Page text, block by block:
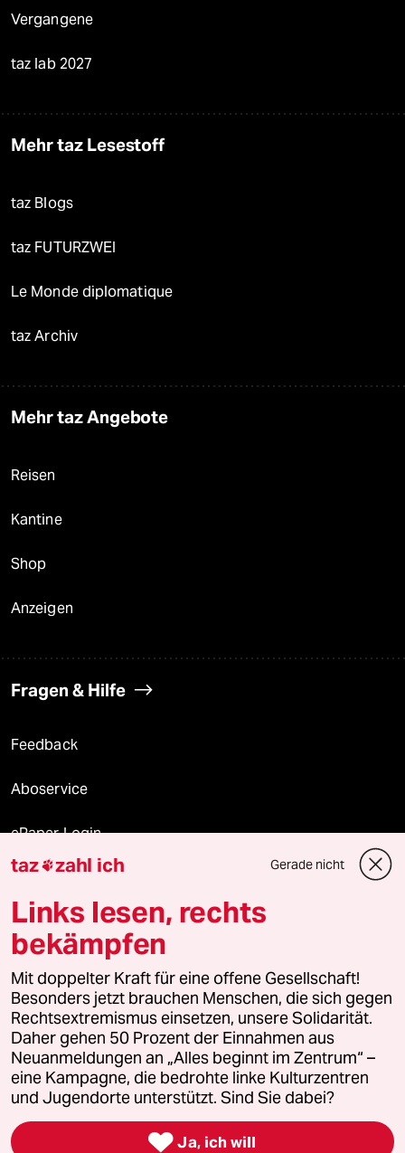
Vergangene
taz lab 2027
Mehr taz Lesestoff
taz Blogs
taz FUTURZWEI
Le Monde diplomatique
taz Archiv
Mehr taz Angebote
Reisen
Kantine
Shop
Anzeigen
Fragen & Hilfe
Feedback
Aboservice
ePaper Login
Downloads für Abonnierende
© 2026 taz Verlags und Vertriebs GmbH
Alle Rechte vorbehalten. Bei rechtlichen Fragen oder für Genehmigungen
wenden Sie sich bitte an lizenzen@taz.de
Feedback Redaktionsstatut Kommune-Richtlinien
Leitlinie Informant Datenschutz Impressum AGB
Seitenwende Einwilligungen widerrufen (Ads)
taz zahl ich Gerade nicht
Links lesen, rechts
bekämpfen
Mit doppelter Kraft für eine offene Gesellschaft!
Besonders jetzt brauchen Menschen, die sich gegen
Rechtsextremismus einsetzen, unsere Solidarität.
Daher gehen 50 Prozent der Einnahmen aus
Neuanmeldungen an „Alles beginnt im Zentrum“ –
eine Kampagne, die bedrohte linke Kulturzentren
und Jugendorte unterstützt. Sind Sie dabei?
 Ja, ich will